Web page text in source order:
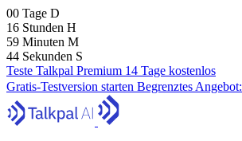
00 Tage D
16 Stunden H
59 Minuten M
43 Sekunden S
Teste Talkpal Premium 14 Tage kostenlos
Gratis-Testversion starten Begrenztes Angebot: